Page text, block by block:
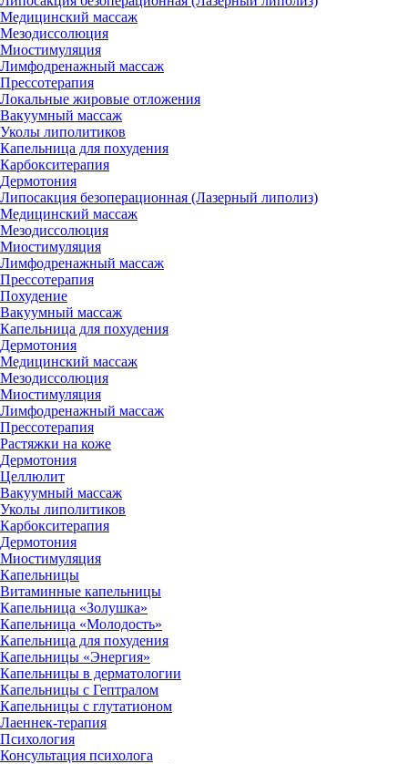
Медицинский массаж
Мезодиссолюция
Миостимуляция
Лимфодренажный массаж
Прессотерапия
Локальные жировые отложения
Вакуумный массаж
Уколы липолитиков
Капельница для похудения
Карбокситерапия
Дермотония
Липосакция безоперационная (Лазерный липолиз)
Медицинский массаж
Мезодиссолюция
Миостимуляция
Лимфодренажный массаж
Прессотерапия
Похудение
Вакуумный массаж
Капельница для похудения
Дермотония
Медицинский массаж
Мезодиссолюция
Миостимуляция
Лимфодренажный массаж
Прессотерапия
Растяжки на коже
Дермотония
Целлюлит
Вакуумный массаж
Уколы липолитиков
Карбокситерапия
Дермотония
Миостимуляция
Капельницы
Витаминные капельницы
Капельница «Золушка»
Капельница «Молодость»
Капельница для похудения
Капельницы «Энергия»
Капельницы в дерматологии
Капельницы с Гептралом
Капельницы с глутатионом
Лаеннек-терапия
Психология
Консультация психолога